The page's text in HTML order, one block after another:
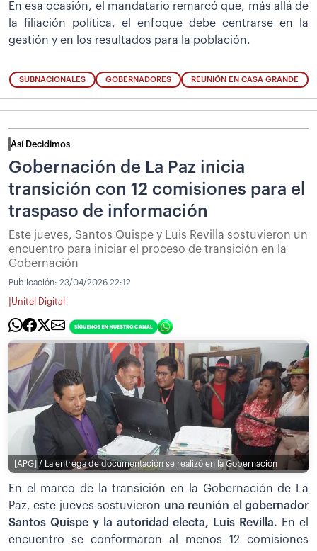
En esa ocasión, el mandatario remarcó que, más allá de
la filiación política, el enfoque debe centrarse en la
gestión y en los resultados para la población.
SUBNACIONALES GOBERNADORES REUNIÓN EN CASA GRANDE
Así Decidimos
Gobernación de La Paz inicia
transición con 12 comisiones para el
traspaso de información
Este jueves, Santos Quispe y Luis Revilla sostuvieron un
encuentro para iniciar el proceso de transición en la
Gobernación
Publicación: 23/04/2026 22:12
Unitel Digital
[APG] / La entrega de documentación se realizó en la Gobernación
En el marco de la transición en la Gobernación de La
Paz, este jueves sostuvieron una reunión el gobernador
Santos Quispe y la autoridad electa, Luis Revilla. En el
encuentro se conformaron al menos 12 comisiones